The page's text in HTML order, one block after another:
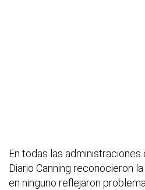
En todas las
Diario Canning reconocieron
en ninguno reflejaron